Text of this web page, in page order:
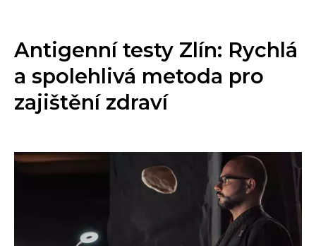
Antigenní testy Zlín: Rychlá
a spolehlivá metoda pro
zajištění zdraví